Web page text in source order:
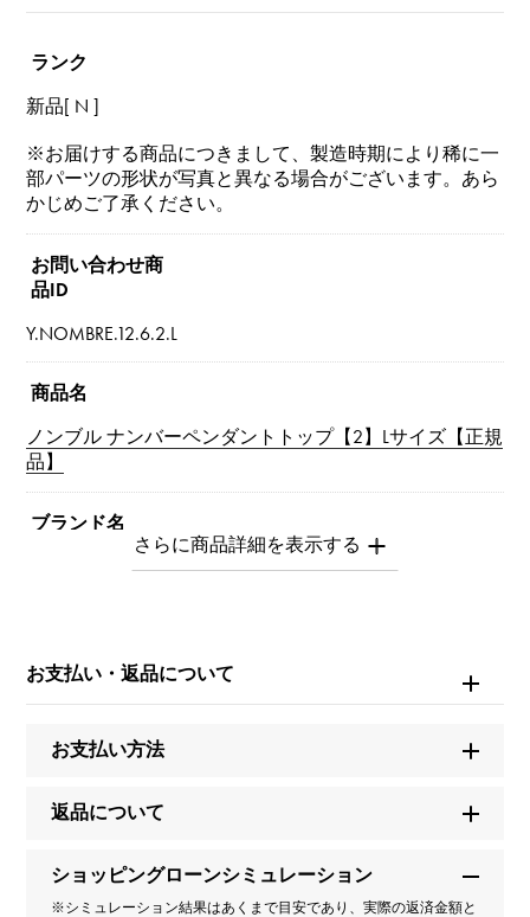
ランク
新品[ N ]
※お届けする商品につきまして、製造時期により稀に一
部パーツの形状が写真と異なる場合がございます。あら
かじめご了承ください。
お問い合わせ商
品ID
Y.NOMBRE.12.6.2.L
商品名
ノンブル ナンバーペンダントトップ【2】Lサイズ【正規
品】
ブランド名
ノンブル
男女兼用
お支払い・返品について
お支払い方法
返品について
ショッピングローンシミュレーション
※シミュレーション結果はあくまで目安であり、実際の返済金額と